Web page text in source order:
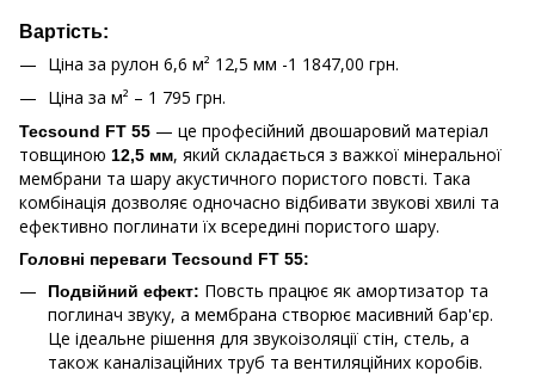
Вартість:
Ціна за рулон 6,6 м² 12,5 мм -1 1847,00 грн.
Ціна за м² – 1 795 грн.
Tecsound FT 55 — це професійний двошаровий матеріал
товщиною 12,5 мм, який складається з важкої мінеральної
мембрани та шару акустичного пористого повсті. Така
комбінація дозволяє одночасно відбивати звукові хвилі та
ефективно поглинати їх всередині пористого шару.
Головні переваги Tecsound FT 55:
Подвійний ефект: Повсть працює як амортизатор та
поглинач звуку, а мембрана створює масивний бар'єр.
Це ідеальне рішення для звукоізоляції стін, стель, а
також каналізаційних труб та вентиляційних коробів.